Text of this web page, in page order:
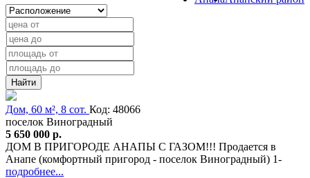
Найти
Дом, 60 м², 8 сот. Код: 48066
поселок Виноградный
5 650 000 р.
ДОМ В ПРИГОРОДЕ АНАПЫ С ГАЗОМ!!! Продается в
Анапе (комфортный пригород - поселок Виноградный) 1-
подробнее...